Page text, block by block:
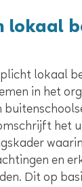
lokaal
lokaal
in het
het
en
Dit op